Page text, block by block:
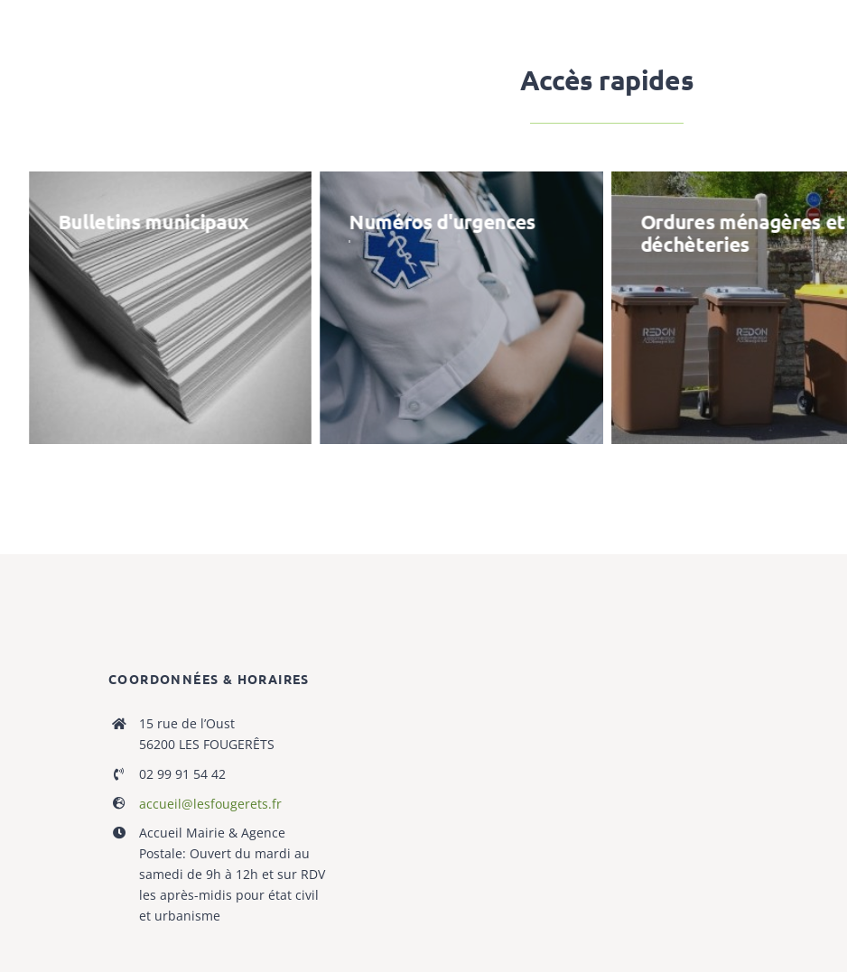
Accès rapides
Bulletins municipaux Numéros d'urgences
Ordures ménagères et
déchèteries
COORDONNÉES & HORAIRES
15 rue de l’Oust
56200 LES FOUGERÊTS
02 99 91 54 42
accueil@lesfougerets.fr
Accueil Mairie & Agence
Postale: Ouvert du mardi au
samedi de 9h à 12h et sur RDV
les après-midis pour état civil
et urbanisme